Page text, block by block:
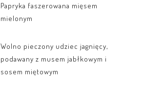
Papryka faszerowana mięsem
mielonym
Wolno pieczony udziec jagnięcy,
podawany z musem jabłkowym i
sosem miętowym